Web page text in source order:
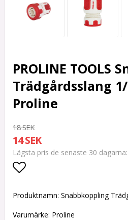
PROLINE TOOLS
Trädgårdsslang
Proline
18 SEK
14 SEK
Lägsta pris de senaste 30 dagarna
Lägg till i
Produktnamn: Snabbkoppling
Varumärke: Proline